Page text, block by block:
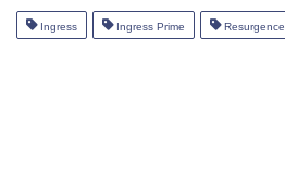
Ingress Ingress Prime Resurgence